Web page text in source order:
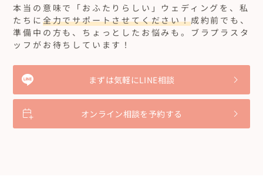
本当の意味で「おふたりらしい」ウェディングを、私
たちに 全力でサポートさせてください！成約前でも、
準備中の方も、ちょっとしたお悩みも。ブラプラスタ
ッフがお待ちしています！
まずは気軽にLINE相談
オンライン相談を予約する